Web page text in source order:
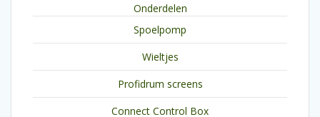
Onderdelen
Spoelpomp
Wieltjes
Profidrum screens
Connect Control Box